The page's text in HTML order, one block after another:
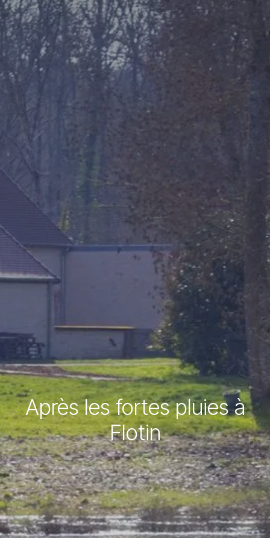
Après les fortes pluies à
Flotin